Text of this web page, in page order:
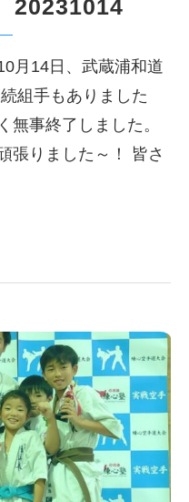
20231014
月14日、武蔵浦和道
組手もありました
無事終了しました。
張りました～！ 皆さ